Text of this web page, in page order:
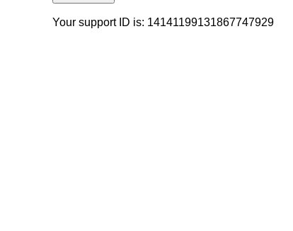
Your support ID is: 14141199131867747929